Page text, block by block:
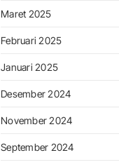
Maret 2025
Februari 2025
Januari 2025
Desember 2024
November 2024
September 2024